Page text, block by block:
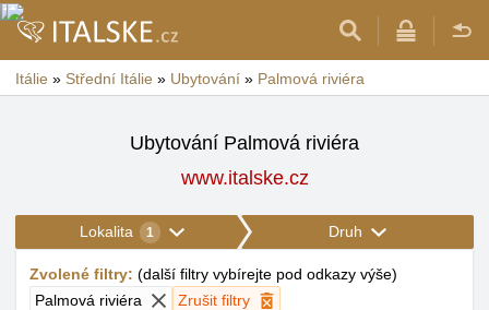
Itálie » Střední Itálie » Ubytování » Palmová riviéra
Ubytování Palmová riviéra
www.italske.cz
Lokalita 1 Druh
Zvolené filtry: (další filtry vybírejte pod odkazy výše)
Palmová riviéra
Zrušit filtry